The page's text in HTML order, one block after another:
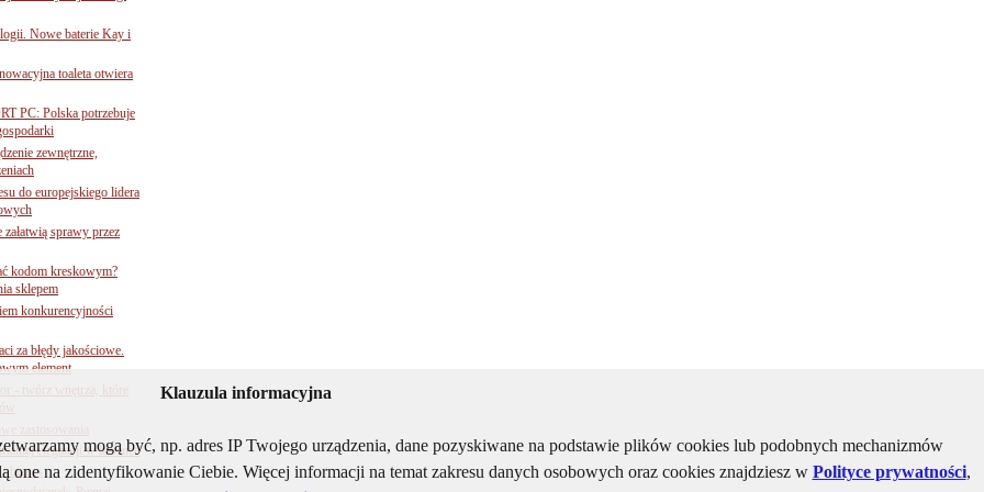
Nowe baterie Kay i
toaleta otwiera
PC: Polska potrzebuje
zewnętrzne,
do europejskiego lidera
sprawy przez
kodom kreskowym?
sklepem
konkurencyjności
za błędy jakościowe.
element
- twórz wnętrza, które
elegancji w łazience
biznes
Klauzula informacyjna
mogą być, np. adres IP Twojego urządzenia, dane pozyskiwane na podstawie plików cookies lub podobnych mechanizmów
na zidentyfikowanie Ciebie. Więcej informacji na temat zakresu danych osobowych oraz cookies znajdziesz w Polityce prywatności,